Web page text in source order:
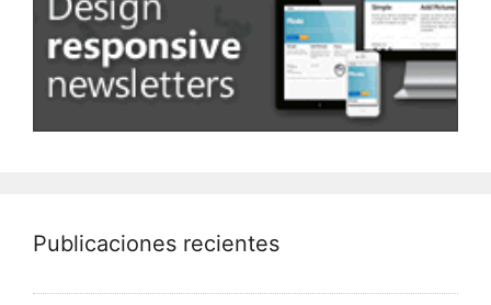
Publicaciones recientes